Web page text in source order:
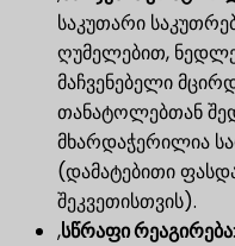
საკუთარი
ღუმელებით,
მაჩვენებელი
თანატოლებთან
მხარდაჭერილია
(დამატებითი
შეკვეთისთვის).
,სწრაფი რეაგირება